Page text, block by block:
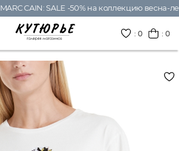
MARC CAIN: SALE -50% на коллекцию весна-
:0 : 0